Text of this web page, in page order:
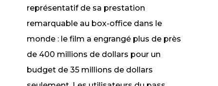
représentatif de sa prestation
remarquable au box-office dans le
monde : le film a engrangé plus de près
de 400 millions de dollars pour un
budget de 35 millions de dollars